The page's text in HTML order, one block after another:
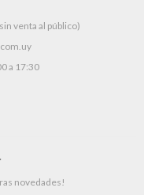
venta al público)
a 17:30
novedades!